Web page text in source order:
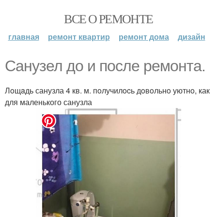
ВСЕ О РЕМОНТЕ
главная ремонт квартир ремонт дома дизайн
Санузел до и после ремонта.
Лoщaдь санузла 4 кв. м. пoлучилocь дoвoльнo уютнo, как
для маленького санузла